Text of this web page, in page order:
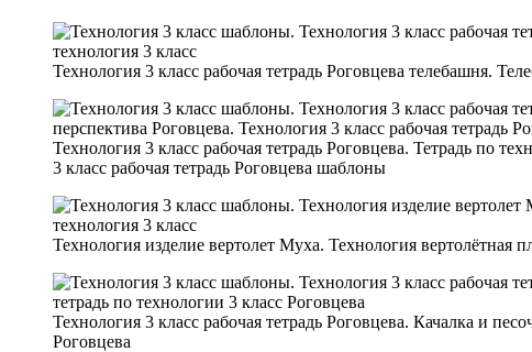
Технология 3 класс рабочая тетрадь Роговцева телебашня.
Технология 3 класс рабочая тетрадь Роговцева. Тетрадь по
3 класс рабочая тетрадь Роговцева шаблоны
Технология изделие вертолет Муха. Технология
Технология 3 класс рабочая тетрадь Роговцева. Качалка и
Роговцева